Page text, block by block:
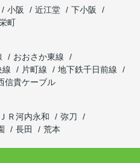
小阪 近江堂
下小阪
町
おおさか東線
線 片町線
地下鉄千日前線
信貴ケーブル
ＪＲ河内永和
弥刀
長田 荒本